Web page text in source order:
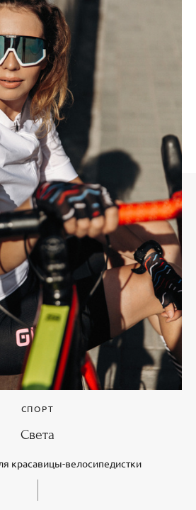
СПОРТ
Света
красавицы-велосипедистки